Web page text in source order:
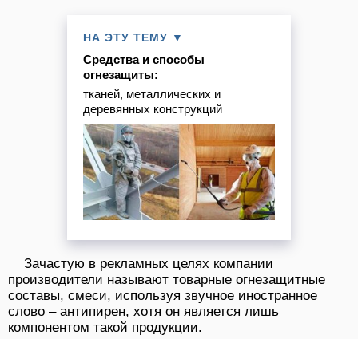
НА ЭТУ ТЕМУ ▼
Средства и способы
огнезащиты:
тканей, металлических и
деревянных конструкций
Зачастую в рекламных целях компании
производители называют товарные огнезащитные
составы, смеси, используя звучное иностранное
слово – антипирен, хотя он является лишь
компонентом такой продукции.